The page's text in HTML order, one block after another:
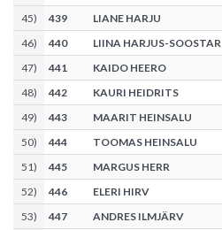
45) 439
LIANE HARJU
46) 440
LIINA HARJUS-SOOSTAR
47) 441
KAIDO HEERO
48) 442
KAURI HEIDRITS
49) 443
MAARIT HEINSALU
50) 444
TOOMAS HEINSALU
51) 445
MARGUS HERR
52) 446
ELERI HIRV
53) 447
ANDRES ILMJÄRV